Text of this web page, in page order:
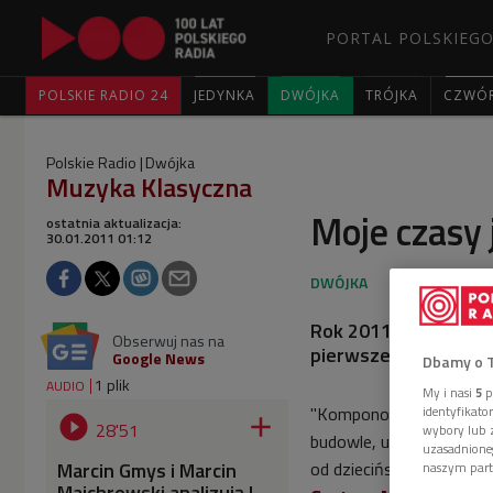
PORTAL
POLSKIE RADIO 24 JEDYNKA DWÓJKA TRÓJKA
Polskie Radio Dwójka
Muzyka Klasyczna
Moje
ostatnia aktualizacja:
30.01.2011 01:12
Obserwuj nas na
Google News
Rok 2011 jest
pierwszego odcinka
AUDIO 1 plik
 28'51 
Marcin Gmys i Marcin
"Komponowanie, to jak
budowle, używając
od dzieciństwa,
Dbamy o
My i nasi 5
wybory lub
naszym